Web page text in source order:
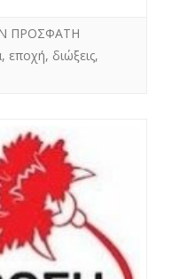
ΠΡΟΣΦΑΤΗ
, εποχή, διώξεις,